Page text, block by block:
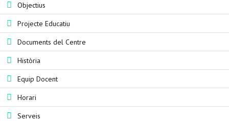
Objectius
Projecte Educatiu
Documents del Centre
Història
Equip Docent
Horari
Serveis